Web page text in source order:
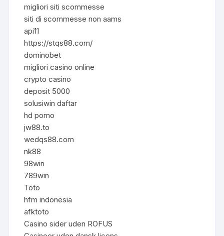
migliori siti scommesse
siti di scommesse non aams
api11
https://stqs88.com/
dominobet
migliori casino online
crypto casino
deposit 5000
solusiwin daftar
hd porno
jw88.to
wedqs88.com
nk88
98win
789win
Toto
hfm indonesia
afktoto
Casino sider uden ROFUS